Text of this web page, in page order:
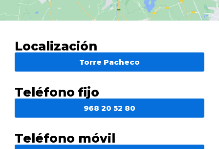
Localización
Torre Pacheco
Teléfono fijo
968 20 52 80
Teléfono móvil